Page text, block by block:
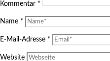
Kommentar *
Name *
E-Mail-Adresse *
Website